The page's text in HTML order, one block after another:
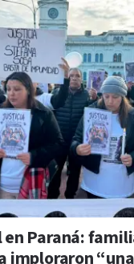
Paraná:
imploraron